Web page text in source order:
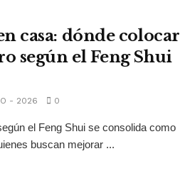
casa: dónde colocar
según el Feng Shui
- 2026 0
el Feng Shui se consolida como
buscan mejorar ...